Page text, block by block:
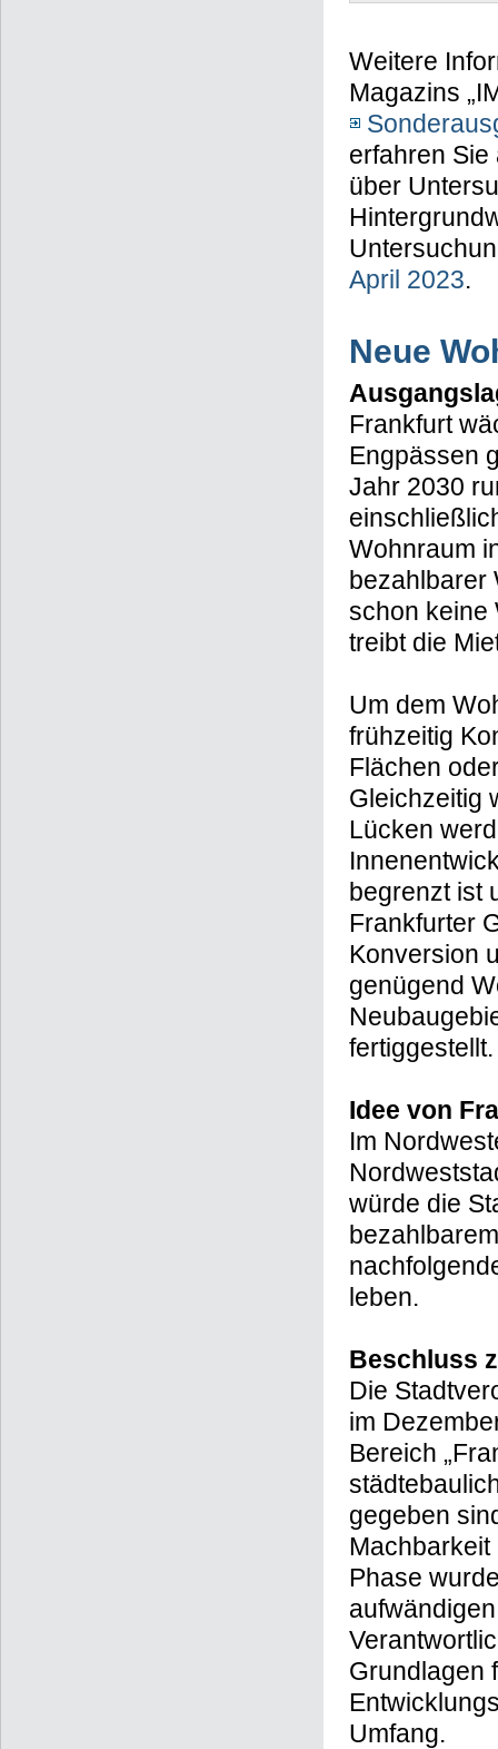
Weitere
Magazins
erfahren Sie
über
April 2023.
Neue
Frankfurt
Engpässen
Jahr 2030
Wohnraum
bezahlbarer
schon keine
treibt die
Um dem
frühzeitig
Flächen
Gleichzeitig
Lücken
begrenzt ist
Frankfurter
Konversion
genügend
fertiggestellt.
Idee von
Im
würde die
leben.
Beschluss
Die
im
Bereich
gegeben
Phase
Grundlagen
Umfang.